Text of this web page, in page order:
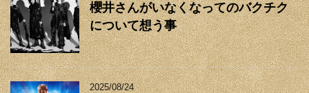
櫻井さんがいなくなってのバクチク
について想う事
2025/08/24